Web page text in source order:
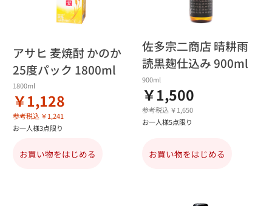
アサヒ 麦焼酎 かのか
25度パック 1800ml
1800ml
￥1,128
参考税込 ￥1,241
お一人様3点限り
お買い物をはじめる
佐多宗二商店 晴耕雨
読黒麹仕込み 900ml
900ml
￥1,500
参考税込 ￥1,650
お一人様5点限り
お買い物をはじめる